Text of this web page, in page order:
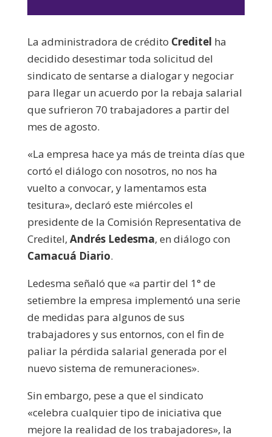
La administradora de crédito Creditel ha
decidido desestimar toda solicitud del
sindicato de sentarse a dialogar y negociar
para llegar un acuerdo por la rebaja salarial
que sufrieron 70 trabajadores a partir del
mes de agosto.
«La empresa hace ya más de treinta días que
cortó el diálogo con nosotros, no nos ha
vuelto a convocar, y lamentamos esta
tesitura», declaró este miércoles el
presidente de la Comisión Representativa de
Creditel, Andrés Ledesma, en diálogo con
Camacuá Diario.
Ledesma señaló que «a partir del 1° de
setiembre la empresa implementó una serie
de medidas para algunos de sus
trabajadores y sus entornos, con el fin de
paliar la pérdida salarial generada por el
nuevo sistema de remuneraciones».
Sin embargo, pese a que el sindicato
«celebra cualquier tipo de iniciativa que
mejore la realidad de los trabajadores», la